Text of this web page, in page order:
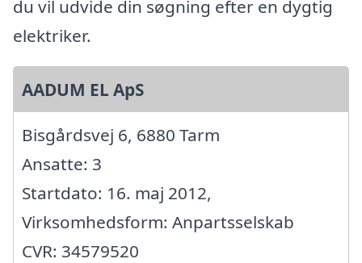
du vil udvide din søgning efter en dygtig
elektriker.
AADUM EL ApS
Bisgårdsvej 6, 6880 Tarm
Ansatte: 3
Startdato: 16. maj 2012,
Virksomhedsform: Anpartsselskab
CVR: 34579520